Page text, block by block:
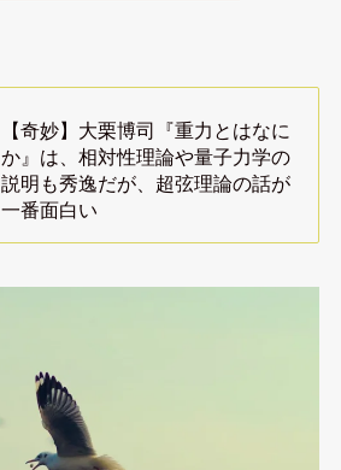
【奇妙】大栗博司『重力とはなに
か』は、相対性理論や量子力学の
説明も秀逸だが、超弦理論の話が
一番面白い